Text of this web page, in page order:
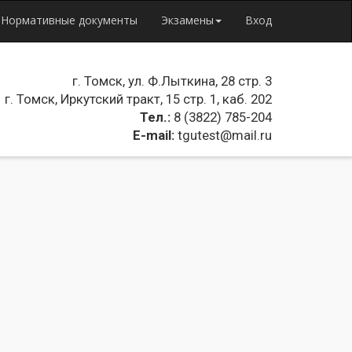
Нормативные документы Экзамены Вход
г. Томск, ул. Ф.Лыткина, 28 стр. 3
г. Томск, Иркутский тракт, 15 стр. 1, каб. 202
Тел.: 8 (3822) 785-204
E-mail: tgutest@mail.ru